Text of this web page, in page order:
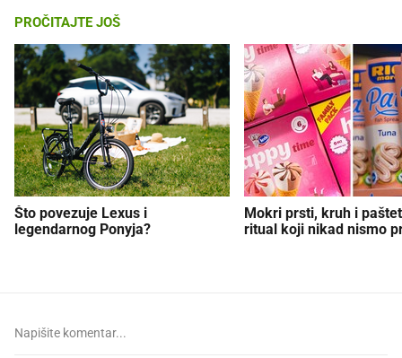
PROČITAJTE JOŠ
Što povezuje Lexus i
legendarnog Ponyja?
Mokri prsti, kruh i
ritual koji nikad nismo